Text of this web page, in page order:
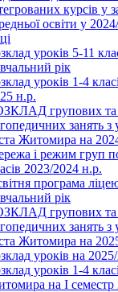
курсів у
освіти у
уроків 5-11
рік
уроків 1-4
н.р.
групових та
занять
Житомира на
і режим груп
2023/2024 н.р.
програма
рік
групових та
занять
Житомира на
уроків на
уроків 1-4
на І семестр